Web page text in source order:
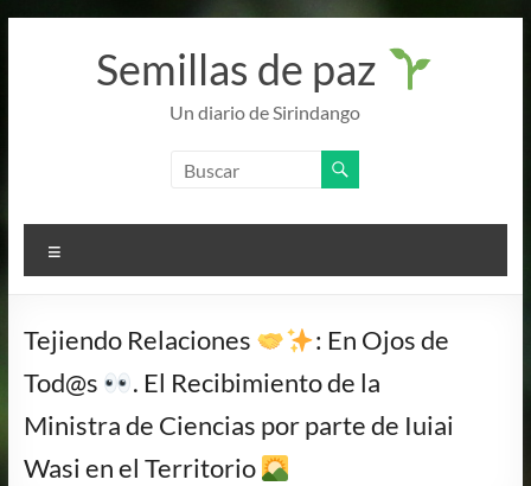
Semillas de paz
Un diario de Sirindango
Tejiendo Relaciones
: En Ojos de
Tod@s
. El Recibimiento de la
Ministra de Ciencias por parte de Iuiai
Wasi en el Territorio